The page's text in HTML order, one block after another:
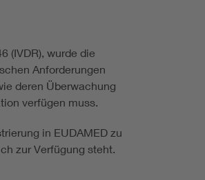
(IVDR), wurde die
Anforderungen
deren Überwachung
verfügen muss.
in EUDAMED zu
zur Verfügung steht.